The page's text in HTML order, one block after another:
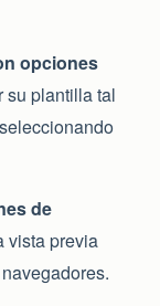
opciones
su plantilla tal
de
vista previa